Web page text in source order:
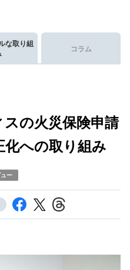
な取り組
コラム
の火災保険申請
化への取り組み
ー